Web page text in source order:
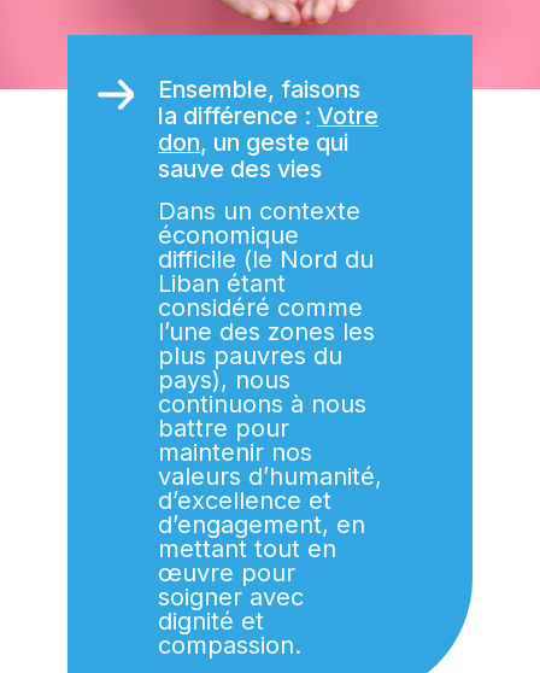
Ensemble, faisons
la différence : Votre
don, un geste qui
sauve des vies
Dans un contexte
économique
difficile (le Nord du
Liban étant
considéré comme
l’une des zones les
plus pauvres du
pays), nous
continuons à nous
battre pour
maintenir nos
valeurs d’humanité,
d’excellence et
d’engagement, en
mettant tout en
œuvre pour
soigner avec
dignité et
compassion.